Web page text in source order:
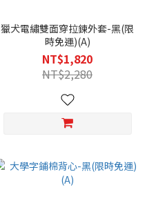
獵犬電繡雙面穿拉鍊外套-黑(限
時免運)(A)
NT$1,820
NT$2,280